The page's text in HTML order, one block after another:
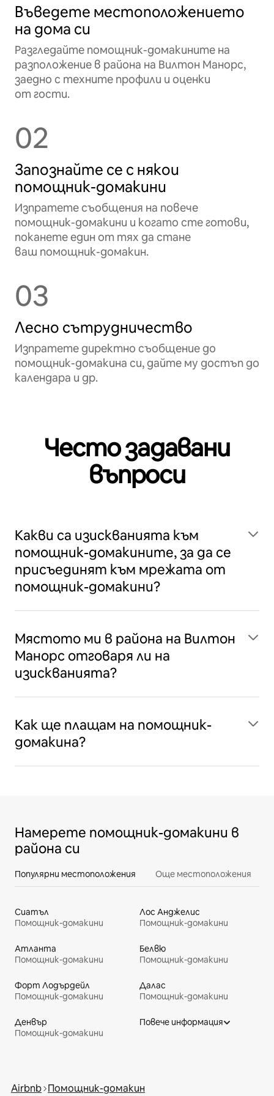
Въведете местоположението
на дома си
Разгледайте помощник-домакините на
разположение в района на Вилтон Манорс,
заедно с техните профили и оценки
от гости.
02
Запознайте се с някои
помощник-домакини
Изпратете съобщения на повече
помощник-домакини и когато сте готови,
поканете един от тях да стане
ваш помощник-домакин.
03
Лесно сътрудничество
Изпратете директно съобщение до
помощник-домакина си, дайте му достъп до
календара и др.
Често задавани
въпроси
Какви са изискванията към
помощник-домакините, за да се
присъединят към мрежата от
помощник-домакини?
Мястото ми в района на Вилтон
Манорс отговаря ли на
изискванията?
Как ще плащам на помощник-
домакина?
Намерете помощник-домакини в
района си
Популярни местоположения Още местоположения
Сиатъл
Помощник-домакини
Лос Анджелис
Помощник-домакини
Атланта
Помощник-домакини
Белвю
Помощник-домакини
Форт Лодърдейл
Помощник-домакини
Далас
Помощник-домакини
Денвър
Помощник-домакини
Повече информация
Airbnb Помощник-домакин